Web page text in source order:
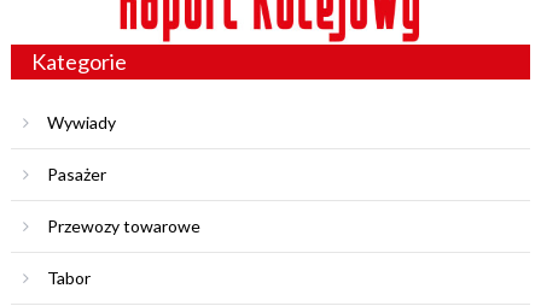
Kategorie
Wywiady
Pasażer
Przewozy towarowe
Tabor